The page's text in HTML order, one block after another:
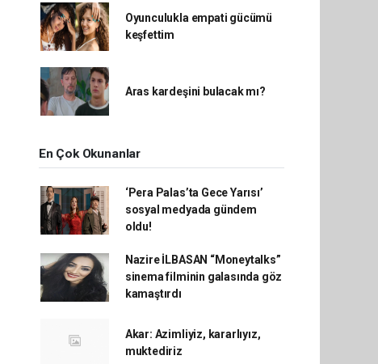
Oyunculukla empati gücümü
keşfettim
Aras kardeşini bulacak mı?
En Çok Okunanlar
‘Pera Palas’ta Gece Yarısı’
sosyal medyada gündem
oldu!
Nazire İLBASAN “Moneytalks”
sinema filminin galasında göz
kamaştırdı
Akar: Azimliyiz, kararlıyız,
muktediriz